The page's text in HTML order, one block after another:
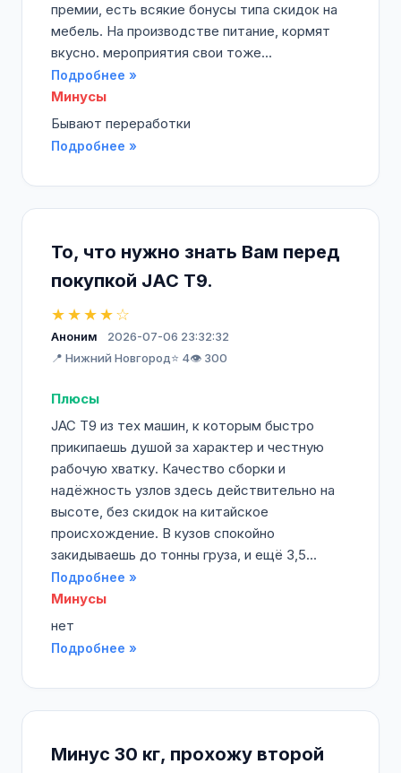
премии, есть всякие бонусы типа скидок на
мебель. На производстве питание, кормят
вкусно. мероприятия свои тоже...
Подробнее »
Минусы
Бывают переработки
Подробнее »
То, что нужно знать Вам перед
покупкой JAC T9.
★★★★☆
Аноним
2026-07-06 23:32:32
📍 Нижний Новгород⭐ 4👁️ 300
Плюсы
JAC T9 из тех машин, к которым быстро
прикипаешь душой за характер и честную
рабочую хватку. Качество сборки и
надёжность узлов здесь действительно на
высоте, без скидок на китайское
происхождение. В кузов спокойно
закидываешь до тонны груза, и ещё 3,5...
Подробнее »
Минусы
нет
Подробнее »
Минус 30 кг, прохожу второй